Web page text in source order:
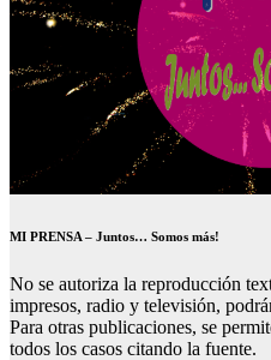
MI PRENSA – Juntos… Somos más!
No se autoriza la reproducción
impresos, radio y televisión,
Para otras publicaciones, se
todos los casos citando la fuente.